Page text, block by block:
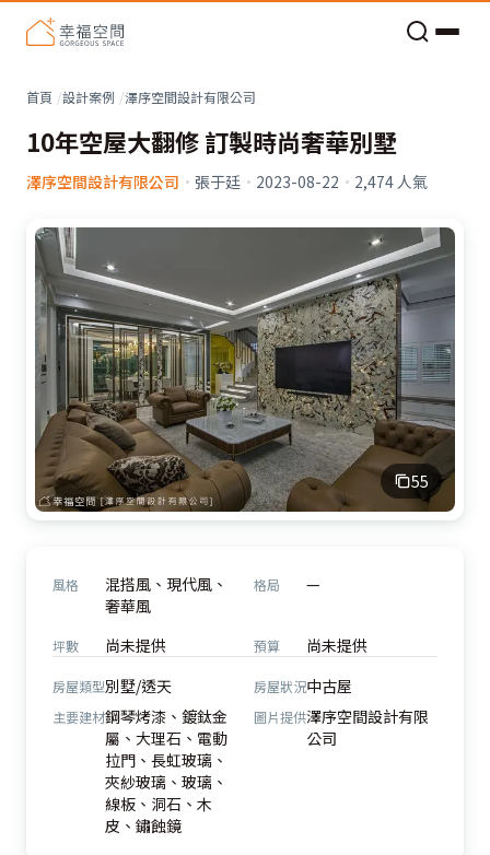
首頁 設計案例 澤序空間設計有限公司
10年空屋大翻修 訂製時尚奢華別墅
澤序空間設計有限公司 · 張于廷 · 2023-08-22 · 2,474人氣
55
風格
混搭風、現代風、
奢華風
格局 —
坪數 尚未提供 預算 尚未提供
房屋類型別墅/透天 房屋狀況中古屋
主要建材鋼琴烤漆、鍍鈦金
屬、大理石、電動
拉門、長虹玻璃、
夾紗玻璃、玻璃、
線板、洞石、木
皮、鏽蝕鏡
圖片提供澤序空間設計有限
公司